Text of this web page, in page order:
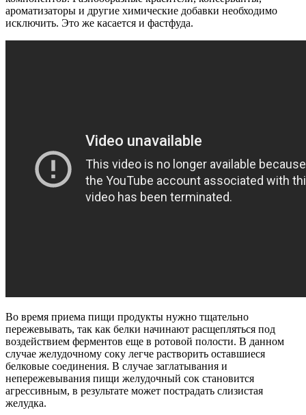
ароматизаторы и другие химические добавки необходимо
исключить. Это же касается и фастфуда.
Во время приема пищи продукты нужно тщательно
пережевывать, так как белки начинают расщепляться под
воздействием ферментов еще в ротовой полости. В данном
случае желудочному соку легче растворить оставшиеся
белковые соединения. В случае заглатывания и
непережевывания пищи желудочный сок становится
агрессивным, в результате может пострадать слизистая
желудка.